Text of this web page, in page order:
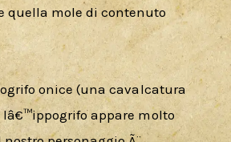
quella mole di contenuto
onice (una cavalcatura
lâ€™ippogrifo appare molto